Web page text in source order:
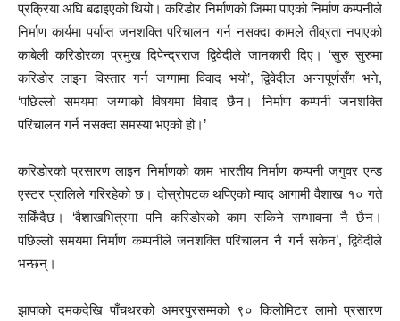
प्रक्रिया अघि बढाइएको थियो। करिडोर निर्माणको जिम्मा पाएको निर्माण कम्पनीले
निर्माण कार्यमा पर्याप्त जनशक्ति परिचालन गर्न नसक्दा कामले तीव्रता नपाएको
काबेली करिडोरका प्रमुख दिपेन्द्रराज द्विवेदीले जानकारी दिए। ‘सुरु सुरुमा
करिडोर लाइन विस्तार गर्न जग्गामा विवाद भयो’, द्विवेदील अन्नपूर्णसँग भने,
‘पछिल्लो समयमा जग्गाको विषयमा विवाद छैन। निर्माण कम्पनी जनशक्ति
परिचालन गर्न नसक्दा समस्या भएको हो।’
करिडोरको प्रसारण लाइन निर्माणको काम भारतीय निर्माण कम्पनी जगुवर एन्ड
एस्टर प्रालिले गरिरहेको छ। दोस्रोपटक थपिएको म्याद आगामी वैशाख १० गते
सकिँदैछ। ‘वैशाखभित्रमा पनि करिडोरको काम सकिने सम्भावना नै छैन।
पछिल्लो समयमा निर्माण कम्पनीले जनशक्ति परिचालन नै गर्न सकेन’, द्विवेदीले
भन्छन्।
झापाको दमकदेखि पाँचथरको अमरपुरसम्मको ९० किलोमिटर लामो प्रसारण